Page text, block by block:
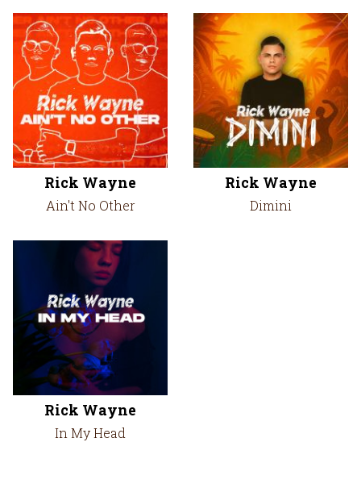
Rick Wayne
Ain't No Other
Rick Wayne
Dimini
Rick Wayne
In My Head